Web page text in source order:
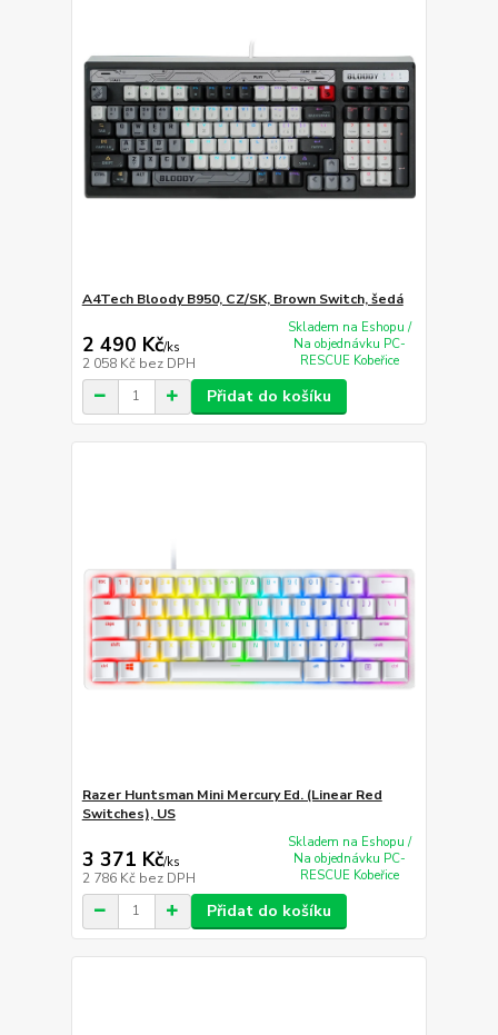
A4Tech Bloody B950, CZ/SK, Brown Switch, šedá
2 490 Kč/ks
2 058 Kč bez DPH
Skladem na Eshopu /
Na objednávku PC-
RESCUE Kobeřice
Přidat do košíku
Razer Huntsman Mini Mercury Ed. (Linear Red
Switches), US
3 371 Kč/ks
2 786 Kč bez DPH
Skladem na Eshopu /
Na objednávku PC-
RESCUE Kobeřice
Přidat do košíku